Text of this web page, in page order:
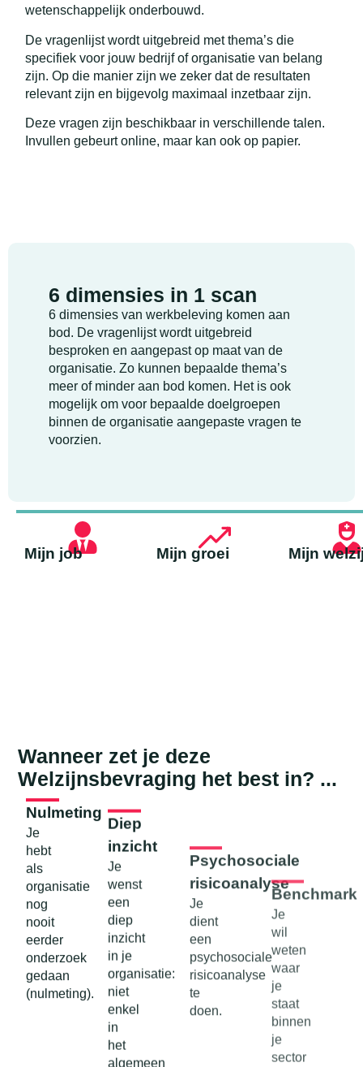
wetenschappelijk onderbouwd.
De vragenlijst wordt uitgebreid met thema’s die
specifiek voor jouw bedrijf of organisatie van belang
zijn. Op die manier zijn we zeker dat de resultaten
relevant zijn en bijgevolg maximaal inzetbaar zijn.
Deze vragen zijn beschikbaar in verschillende talen.
Invullen gebeurt online, maar kan ook op papier.
6 dimensies in 1 scan
6 dimensies van werkbeleving komen aan
bod. De vragenlijst wordt uitgebreid
besproken en aangepast op maat van de
organisatie. Zo kunnen bepaalde thema’s
meer of minder aan bod komen. Het is ook
mogelijk om voor bepaalde doelgroepen
binnen de organisatie aangepaste vragen te
voorzien.
Mijn job Mijn groei Mijn
Wanneer zet je deze
Welzijnsbevraging het best in? ...
Nulmeting
Je
hebt
als
organisatie
nog
nooit
eerder
onderzoek
gedaan
(nulmeting).
Diep
inzicht
Je
wenst
een
diep
inzicht
in je
organisatie:
niet
enkel
in
het
algemeen
Je
dient
een
psychosociale
risicoanalyse
te
doen.
wil
waar
je
staat
binnen
je
sector
(benchmark)